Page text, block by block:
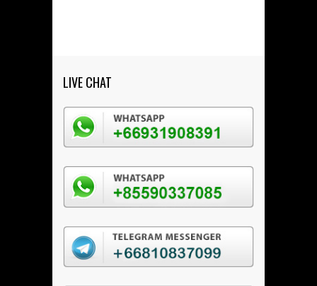
LIVE CHAT